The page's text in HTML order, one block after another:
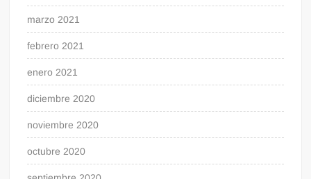
marzo 2021
febrero 2021
enero 2021
diciembre 2020
noviembre 2020
octubre 2020